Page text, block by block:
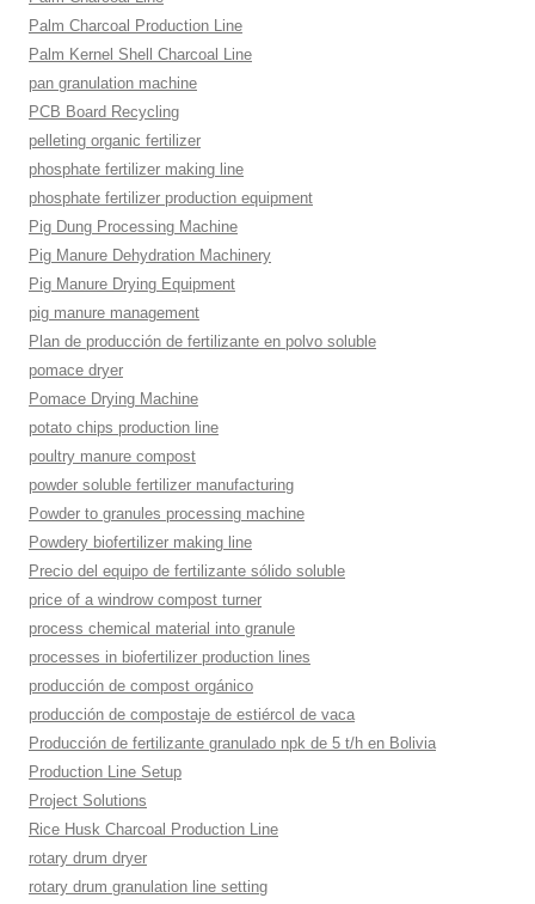
Palm Charcoal Production Line
Palm Kernel Shell Charcoal Line
pan granulation machine
PCB Board Recycling
pelleting organic fertilizer
phosphate fertilizer making line
phosphate fertilizer production equipment
Pig Dung Processing Machine
Pig Manure Dehydration Machinery
Pig Manure Drying Equipment
pig manure management
Plan de producción de fertilizante en polvo soluble
pomace dryer
Pomace Drying Machine
potato chips production line
poultry manure compost
powder soluble fertilizer manufacturing
Powder to granules processing machine
Powdery biofertilizer making line
Precio del equipo de fertilizante sólido soluble
price of a windrow compost turner
process chemical material into granule
processes in biofertilizer production lines
producción de compost orgánico
producción de compostaje de estiércol de vaca
Producción de fertilizante granulado npk de 5 t/h en Bolivia
Production Line Setup
Project Solutions
Rice Husk Charcoal Production Line
rotary drum dryer
rotary drum granulation line setting